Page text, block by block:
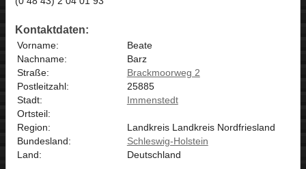
Kontaktdaten:
Vorname:
Beate
Nachname:
Barz
Straße:
Brackmoorweg 2
Postleitzahl:
25885
Stadt:
Immenstedt
Ortsteil:
Region:
Landkreis Landkreis Nordfriesland
Bundesland:
Schleswig-Holstein
Land:
Deutschland